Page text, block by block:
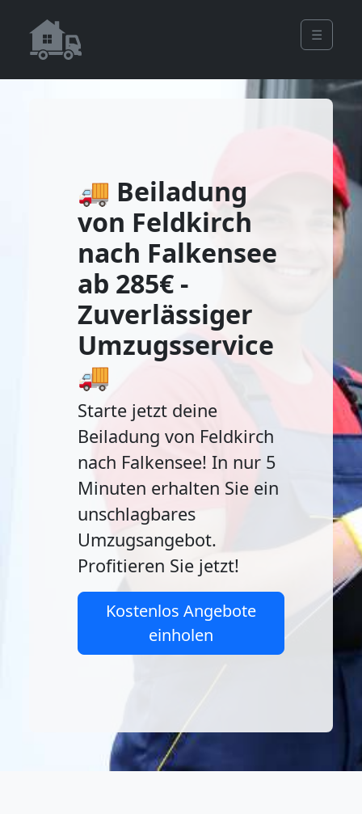
☰
🚚 Beiladung
von Feldkirch
nach Falkensee
ab 285€ -
Zuverlässiger
Umzugsservice
🚚
Starte jetzt deine
Beiladung von Feldkirch
nach Falkensee! In nur 5
Minuten erhalten Sie ein
unschlagbares
Umzugsangebot.
Profitieren Sie jetzt!
Kostenlos Angebote
einholen